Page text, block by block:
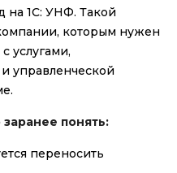
на 1С: УНФ. Такой
которым нужен
услугами,
управленческой
понять:
переносить